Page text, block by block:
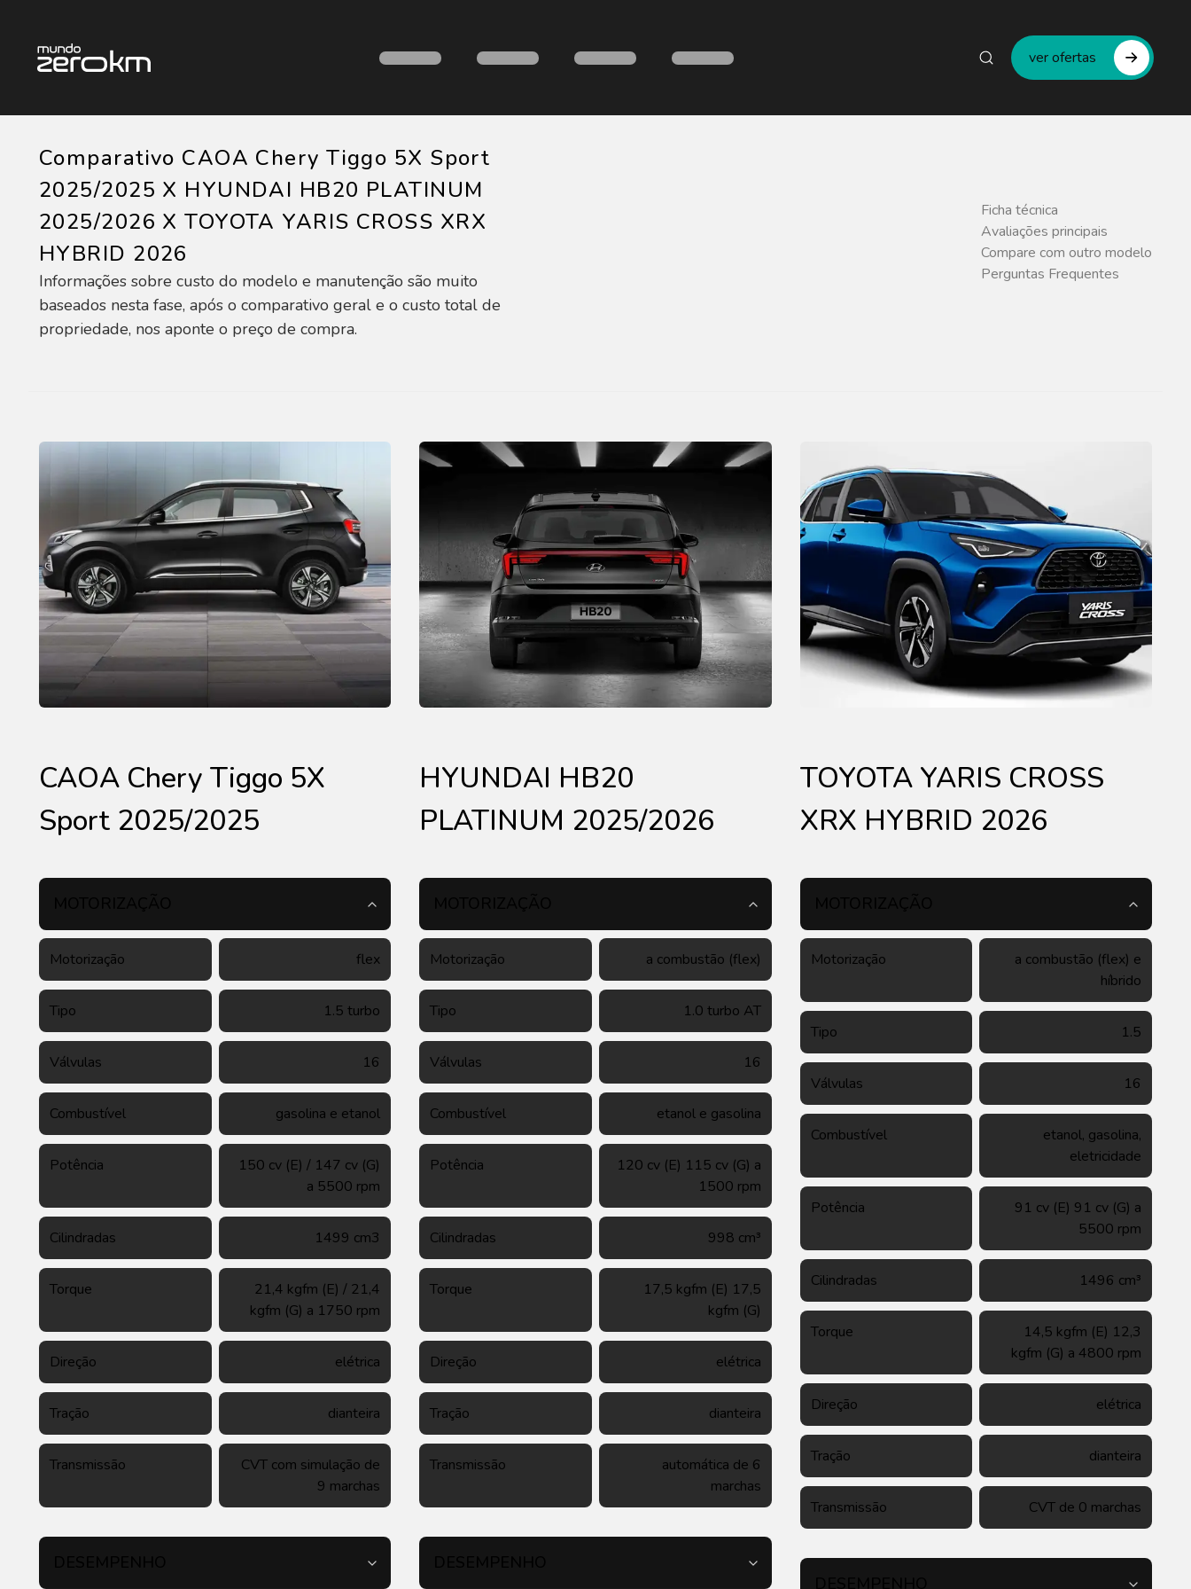
ver ofertas
Comparativo CAOA Chery Tiggo 5X Sport
2025/2025 X HYUNDAI HB20 PLATINUM
2025/2026 X TOYOTA YARIS CROSS XRX
HYBRID 2026
Informações sobre custo do modelo e manutenção são muito
baseados nesta fase, após o comparativo geral e o custo total de
propriedade, nos aponte o preço de compra.
Ficha técnica
Avaliações principais
Compare com outro modelo
Perguntas Frequentes
CAOA Chery Tiggo 5X
Sport 2025/2025
HYUNDAI HB20
PLATINUM 2025/2026
TOYOTA YARIS CROSS
XRX HYBRID 2026
Motorização flex
Tipo 1.5 turbo
Válvulas 16
Combustível gasolina e etanol
Potência
150 cv (E) / 147 cv (G)
a 5500 rpm
Cilindradas 1499 cm3
Torque
21,4 kgfm (E) / 21,4
kgfm (G) a 1750 rpm
Direção elétrica
Tração dianteira
Transmissão
CVT com simulação de
9 marchas
Motorização a combustão (flex)
Tipo 1.0 turbo AT
Válvulas 16
Combustível etanol e gasolina
Potência
120 cv (E) 115 cv (G) a
1500 rpm
Cilindradas 998 cm³
Torque
17,5 kgfm (E) 17,5
kgfm (G)
Direção elétrica
Tração dianteira
Transmissão
automática de 6
marchas
Motorização
a combustão (flex) e
híbrido
Tipo 1.5
Válvulas 16
Combustível
etanol, gasolina,
eletricidade
Potência
91 cv (E) 91 cv (G) a
5500 rpm
Cilindradas 1496 cm³
Torque
14,5 kgfm (E) 12,3
kgfm (G) a 4800 rpm
Direção elétrica
Tração dianteira
Transmissão CVT de 0 marchas